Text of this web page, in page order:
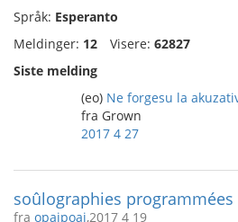
Språk: Esperanto
Meldinger: 12 Visere: 62827
Siste melding
(eo) Ne forgesu la
fra Grown
2017 4 27
soûlographies programmées
fra opajpoaj,2017 4 19